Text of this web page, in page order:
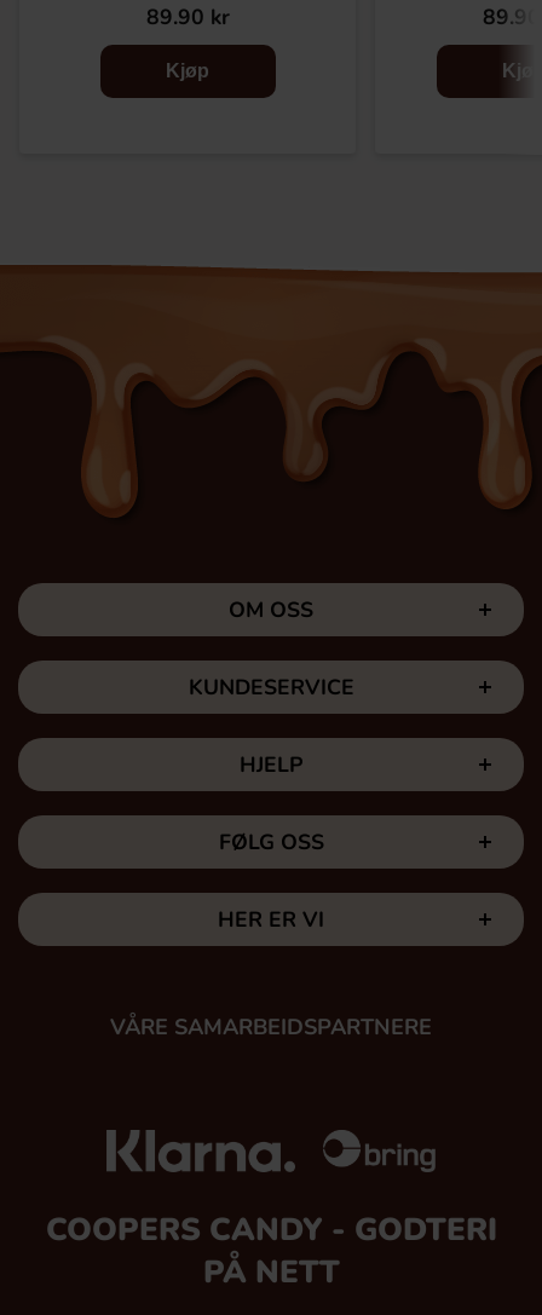
89.90 kr
Kjøp
OM OSS
KUNDESERVICE
HJELP
FØLG OSS
HER ER VI
VÅRE SAMARBEIDSPARTNERE
COOPERS CANDY - GODTERI
PÅ NETT